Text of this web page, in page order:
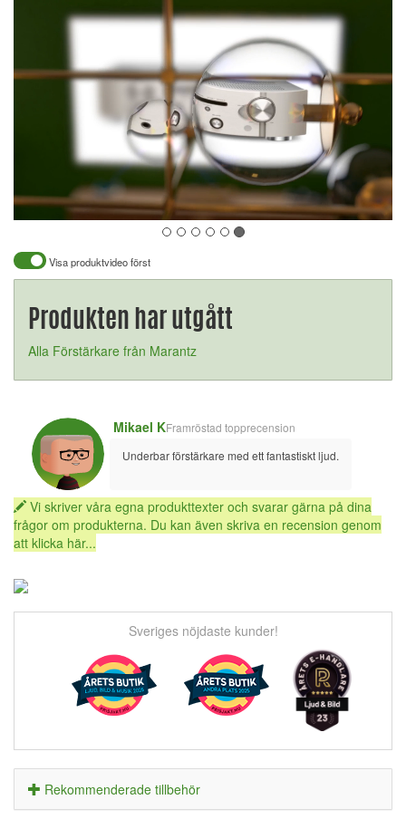
Visa produktvideo först
Produkten har utgått
Alla Förstärkare från Marantz
Mikael KFramröstad topprecension
Underbar förstärkare med ett fantastiskt ljud.
Vi skriver våra egna produkttexter och svarar gärna på dina
frågor om produkterna. Du kan även skriva en recension genom
att klicka här...
Sveriges nöjdaste kunder!
Rekommenderade tillbehör